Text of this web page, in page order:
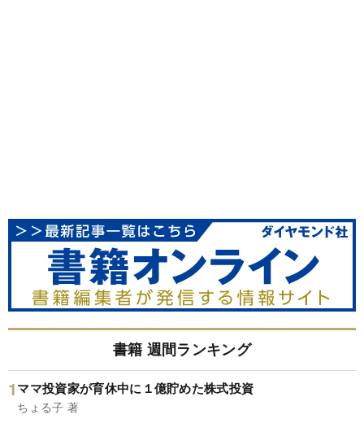
書籍 週間ランキング
ママ投資家が育休中に１億貯めた株式投資
ちょる子 著